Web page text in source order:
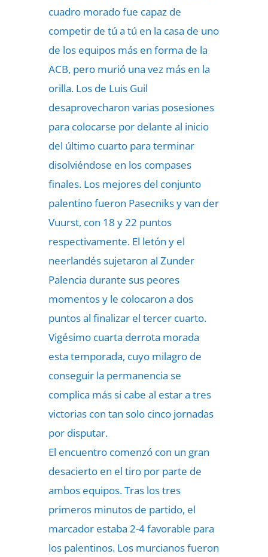
cuadro morado fue capaz de
competir de tú a tú en la casa de uno
de los equipos más en forma de la
ACB, pero murió una vez más en la
orilla. Los de Luis Guil
desaprovecharon varias posesiones
para colocarse por delante al inicio
del último cuarto para terminar
disolviéndose en los compases
finales. Los mejores del conjunto
palentino fueron Pasecniks y van der
Vuurst, con 18 y 22 puntos
respectivamente. El letón y el
neerlandés sujetaron al Zunder
Palencia durante sus peores
momentos y le colocaron a dos
puntos al finalizar el tercer cuarto.
Vigésimo cuarta derrota morada
esta temporada, cuyo milagro de
conseguir la permanencia se
complica más si cabe al estar a tres
victorias con tan solo cinco jornadas
por disputar.
El encuentro comenzó con un gran
desacierto en el tiro por parte de
ambos equipos. Tras los tres
primeros minutos de partido, el
marcador estaba 2-4 favorable para
los palentinos. Los murcianos fueron